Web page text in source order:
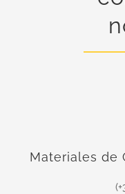
Materiales de